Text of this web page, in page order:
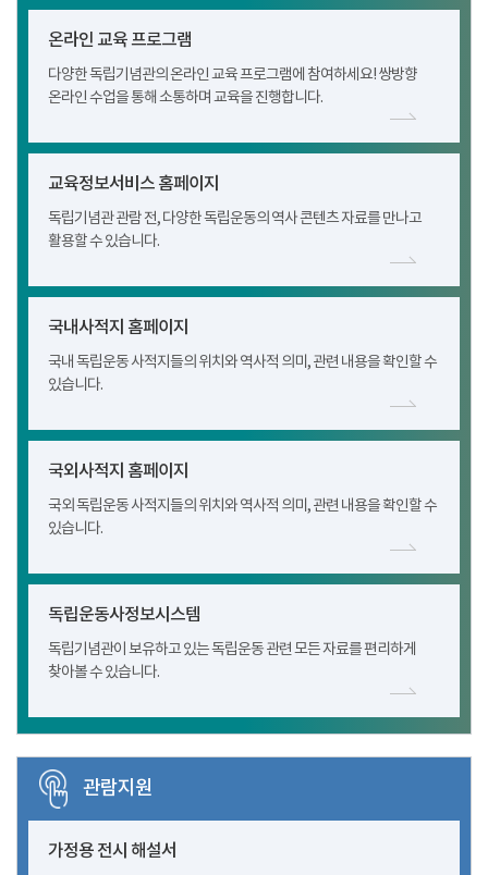
온라인 교육 프로그램
다양한 독립기념관의 온라인 교육 프로그램에 참여하세요! 쌍방향
온라인 수업을 통해 소통하며 교육을 진행합니다.
교육정보서비스 홈페이지
독립기념관 관람 전, 다양한 독립운동의 역사 콘텐츠 자료를 만나고
활용할 수 있습니다.
국내사적지 홈페이지
국내 독립운동 사적지들의 위치와 역사적 의미, 관련 내용을 확인할 수
있습니다.
국외사적지 홈페이지
국외 독립운동 사적지들의 위치와 역사적 의미, 관련 내용을 확인할 수
있습니다.
독립운동사정보시스템
독립기념관이 보유하고 있는 독립운동 관련 모든 자료를 편리하게
찾아볼 수 있습니다.
관람지원
가정용 전시 해설서